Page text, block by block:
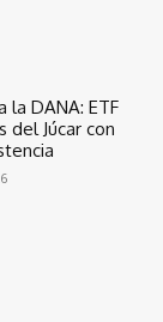
la DANA: ETF
del Júcar con